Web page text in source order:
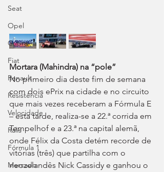
Seat
Opel
Cupra
Fiat
Renault
Resistência
Velocidade
Ralis
Fórmula 1
Mercado
Mortara (Mahindra) na “pole”
No primeiro dia deste fim de semana
com dois ePrix na cidade e no circuito
que mais vezes receberam a Fórmula E
– esta tarde, realiza-se a 22.ª corrida em
Tempelhof e a 23.ª na capital alemã,
onde Félix da Costa detém recorde de
vitórias (três) que partilha com o
neozelandês Nick Cassidy e ganhou o